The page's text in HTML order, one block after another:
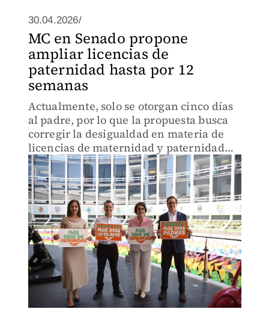
30.04.2026/
MC en Senado propone
ampliar licencias de
paternidad hasta por 12
semanas
Actualmente, solo se otorgan cinco días
al padre, por lo que la propuesta busca
corregir la desigualdad en materia de
licencias de maternidad y paternidad
desde el origen.